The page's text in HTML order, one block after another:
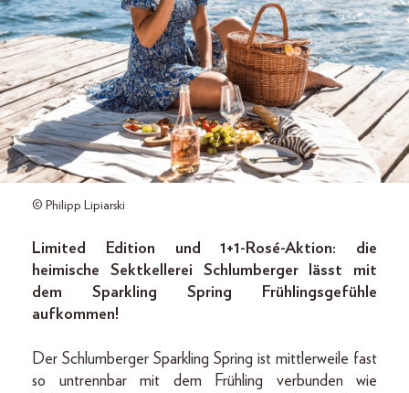
© Philipp Lipiarski
Limited Edition und 1+1-Rosé-Aktion: die
heimische Sektkellerei Schlumberger lässt mit
dem Sparkling Spring Frühlingsgefühle
aufkommen!
Der Schlumberger Sparkling Spring ist mittlerweile fast
so untrennbar mit dem Frühling verbunden wie